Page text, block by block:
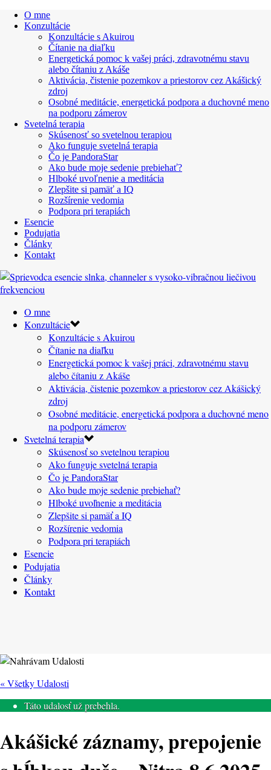
O mne
Konzultácie
Konzultácie s Akuirou
Čítanie na diaľku
Energetická pomoc k vašej práci, zdravotnému stavu
alebo čítaniu z Akáše
Aktivácia, čistenie pozemkov a priestorov cez Akášický
zdroj
Osobné meditácie, energetická podpora a duchovné meno
na podporu zámerov
Svetelná terapia
Skúsenosť so svetelnou terapiou
Ako funguje svetelná terapia
Čo je PandoraStar
Ako bude moje sedenie prebiehať?
Hlboké uvoľnenie a meditácia
Zlepšite si pamäť a IQ
Rozšírenie vedomia
Podpora pri terapiách
Esencie
Podujatia
Články
Kontakt
O mne
Konzultácie
Konzultácie s Akuirou
Čítanie na diaľku
Energetická pomoc k vašej práci, zdravotnému stavu
alebo čítaniu z Akáše
Aktivácia, čistenie pozemkov a priestorov cez Akášický
zdroj
Osobné meditácie, energetická podpora a duchovné meno
na podporu zámerov
Svetelná terapia
Skúsenosť so svetelnou terapiou
Ako funguje svetelná terapia
Čo je PandoraStar
Ako bude moje sedenie prebiehať?
Hlboké uvoľnenie a meditácia
Zlepšite si pamäť a IQ
Rozšírenie vedomia
Podpora pri terapiách
Esencie
Podujatia
Články
Kontakt
« Všetky Udalosti
Táto udalosť už prebehla.
Akášické záznamy, prepojenie